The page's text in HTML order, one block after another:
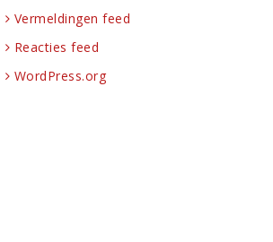
Vermeldingen feed
Reacties feed
WordPress.org